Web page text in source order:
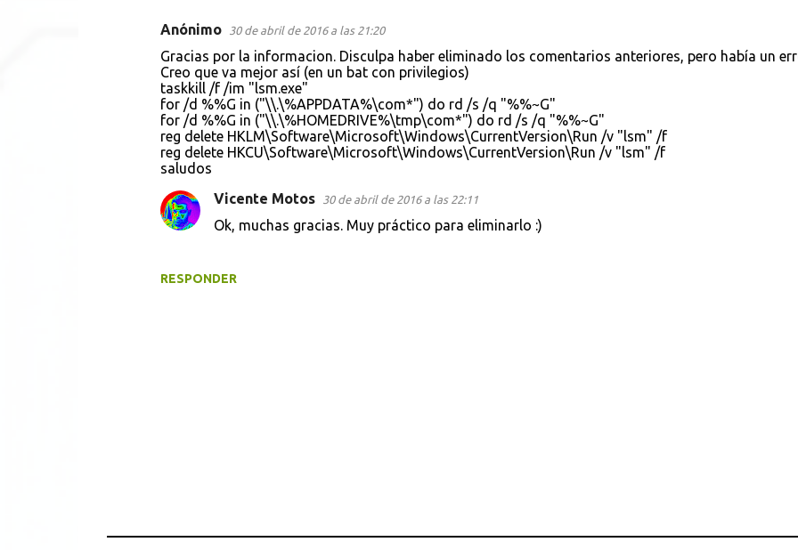
Anónimo 30 de abril de 2016 a las 21:20
Gracias por la informacion. Disculpa haber eliminado los comentarios anteriores, pero había un
Creo que va mejor así (en un bat con privilegios)
taskkill /f /im "lsm.exe"
for /d %%G in ("\\.\%APPDATA%\com*") do rd /s /q "%%~G"
for /d %%G in ("\\.\%HOMEDRIVE%\tmp\com*") do rd /s /q "%%~G"
reg delete HKLM\Software\Microsoft\Windows\CurrentVersion\Run /v "lsm" /f
reg delete HKCU\Software\Microsoft\Windows\CurrentVersion\Run /v "lsm" /f
saludos
RESPONDER
Vicente Motos 30 de abril de 2016 a las 22:11
Ok, muchas gracias. Muy práctico para eliminarlo :)